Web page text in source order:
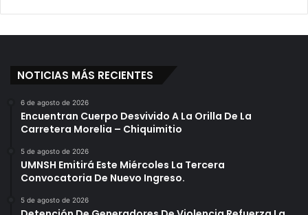
NOTICIAS MÁS RECIENTES
6 de agosto de 2026
Encuentran Cuerpo Desvivido A La Orilla De La
Carretera Morelia – Chiquimitio
5 de agosto de 2026
UMNSH Emitirá Este Miércoles La Tercera
Convocatoria De Nuevo Ingreso.
5 de agosto de 2026